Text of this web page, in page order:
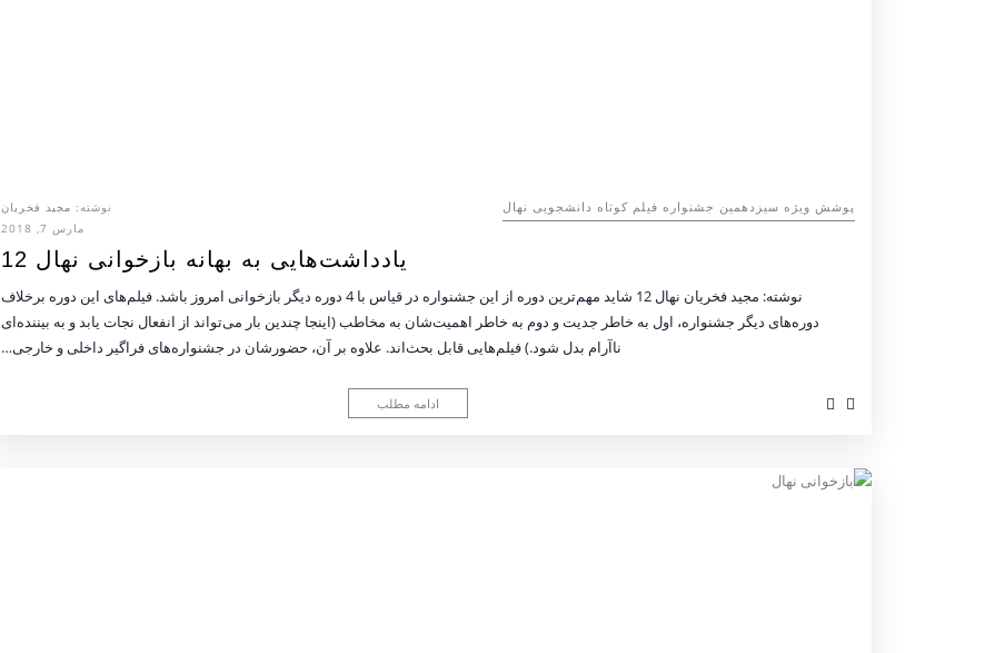
پوشش ویژه سیزدهمین جشنواره فیلم کوتاه دانشجویی نهال نوشته: مجید فخریان
مارس 7, 2018
یادداشت‌هایی به بهانه بازخوانی نهال 12
نوشته: مجید فخریان نهال 12 شاید مهم‌ترین دوره از این جشنواره در قیاس با 4 دوره دیگر بازخوانی‌ امروز باشد. فیلم‌های این دوره برخلاف
دوره‌های دیگر جشنواره، اول به خاطر جدیت و دوم به خاطر اهمیت‌شان به مخاطب (اینجا چندین بار می‌تواند از انفعال نجات یابد و به بیننده‌ای
ناآرام بدل ‌شود.) فیلم‌هایی قابل بحث‌اند. علاوه بر آن، حضورشان در جشنواره‌های فراگیر داخلی و خارجی…
ادامه مطلب